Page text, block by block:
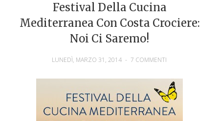
Festival Della Cucina
Mediterranea Con Costa Crociere:
Noi Ci Saremo!
LUNEDÌ, MARZO 31, 2014 - 7 COMMENTI